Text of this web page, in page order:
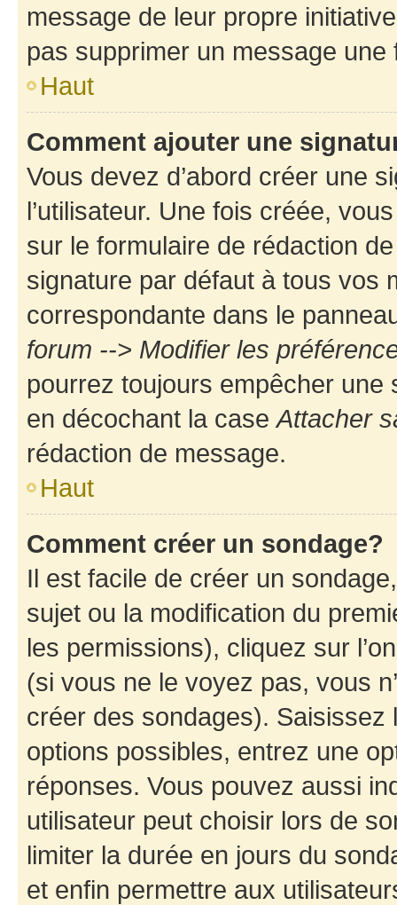
message de leur propre
pas supprimer un message une
Haut
Comment ajouter une
Vous devez d’abord créer une
l’utilisateur. Une fois créée,
sur le formulaire de rédaction
signature par défaut à tous vos
correspondante dans le
forum --> Modifier les
pourrez toujours empêcher une
en décochant la caseAttacher
rédaction de message.
Haut
Comment créer un sondage?
Il est facile de créer un
sujet ou la modification du
les permissions), cliquez sur
(si vous ne le voyez pas, vous
créer des sondages).
options possibles, entrez une
réponses. Vous pouvez aussi
utilisateur peut choisir lors de
limiter la durée en jours du
et enfin permettre aux